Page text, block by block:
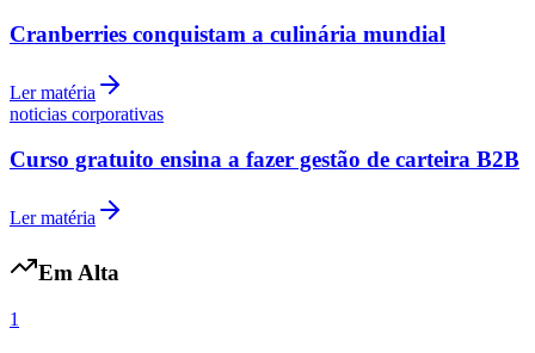
Cranberries conquistam a culinária mundial
Ler matéria
noticias corporativas
Curso gratuito ensina a fazer gestão de carteira B2B
Ler matéria
Em Alta
1